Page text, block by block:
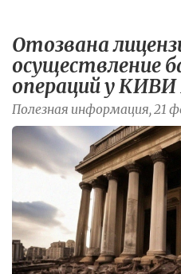
Отозвана
осуществление
операций у
Полезная информация, 21